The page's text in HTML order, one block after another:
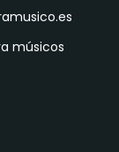
músicos